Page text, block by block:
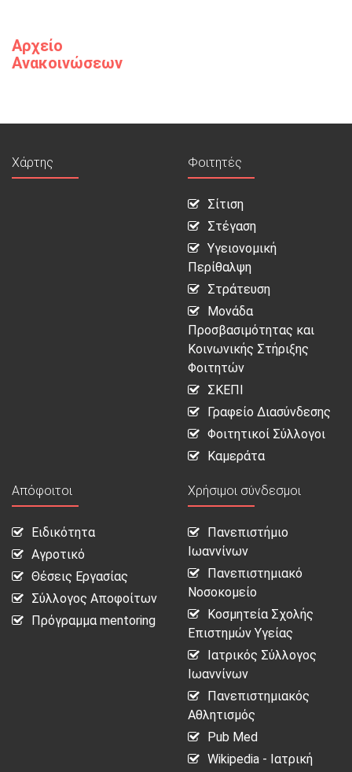
Αρχείο
Ανακοινώσεων
Χάρτης Φοιτητές
Σίτιση
Στέγαση
Υγειονομική
Περίθαλψη
Στράτευση
Μονάδα
Προσβασιμότητας και
Κοινωνικής Στήριξης
Φοιτητών
ΣΚΕΠΙ
Γραφείο Διασύνδεσης
Φοιτητικοί Σύλλογοι
Καμεράτα
Απόφοιτοι
Ειδικότητα
Αγροτικό
Θέσεις Εργασίας
Σύλλογος Αποφοίτων
Πρόγραμμα mentoring
Χρήσιμοι σύνδεσμοι
Πανεπιστήμιο
Ιωαννίνων
Πανεπιστημιακό
Νοσοκομείο
Κοσμητεία Σχολής
Επιστημών Υγείας
Ιατρικός Σύλλογος
Ιωαννίνων
Πανεπιστημιακός
Αθλητισμός
Pub Med
Wikipedia - Ιατρική